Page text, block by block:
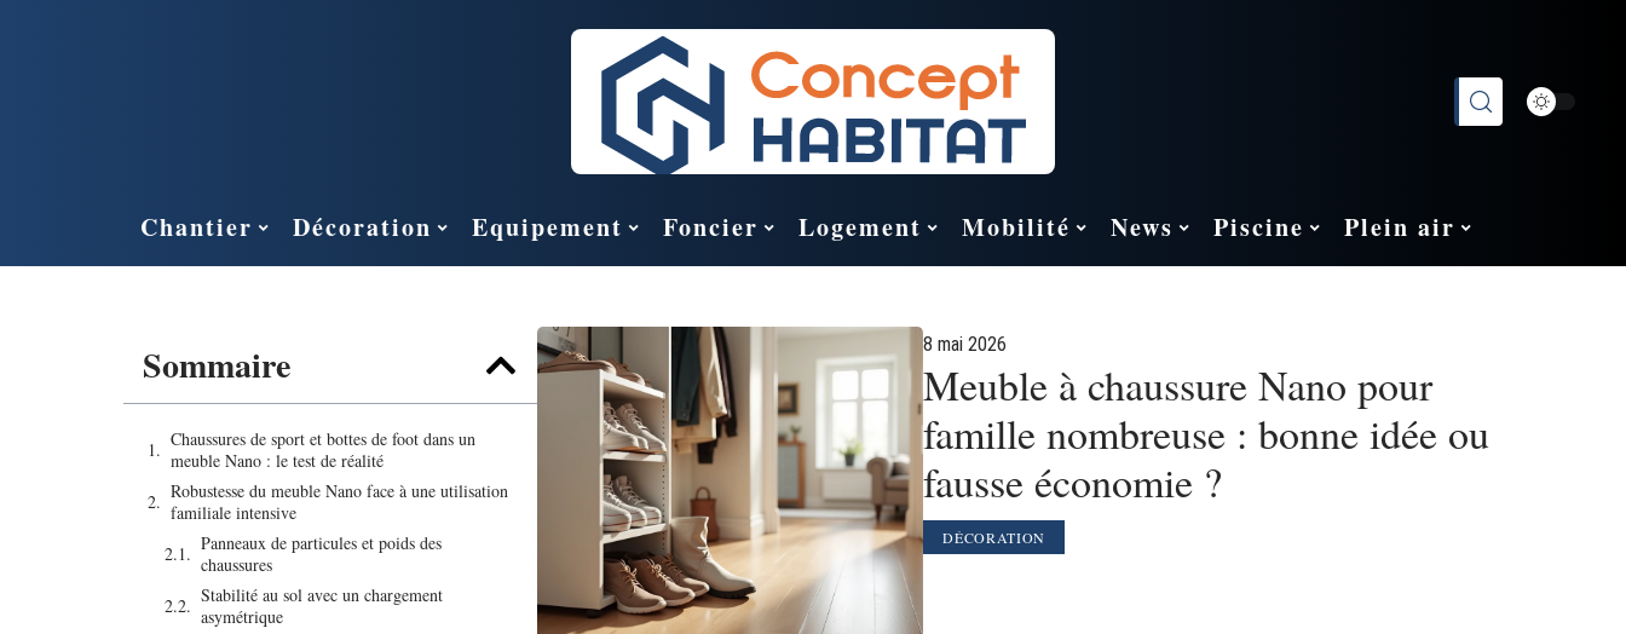
Chantier Décoration Equipement Foncier Logement Mobilité News Piscine Plein air
Sommaire
Chaussures de sport et bottes de foot dans un
meuble Nano : le test de réalité
Robustesse du meuble Nano face à une utilisation
familiale intensive
Panneaux de particules et poids des
chaussures
Stabilité au sol avec un chargement
asymétrique
8 mai 2026
Meuble à chaussure Nano pour
famille nombreuse : bonne idée ou
fausse économie ?
DÉCORATION